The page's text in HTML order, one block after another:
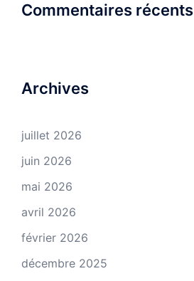
Commentaires récents
Archives
juillet 2026
juin 2026
mai 2026
avril 2026
février 2026
décembre 2025